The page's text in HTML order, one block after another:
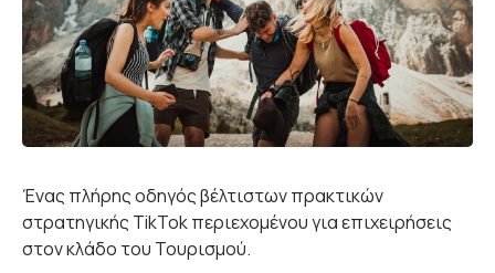
Ένας πλήρης οδηγός βέλτιστων πρακτικών
στρατηγικής TikTok περιεχομένου για επιχειρήσεις
στον κλάδο του Τουρισμού.